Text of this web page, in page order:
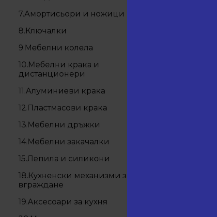
7.Амортисьори и ножици
8.Ключалки
9.Мебелни колела
10.Мебелни крака и
дистанционери
11.Алуминиеви крака
12.Пластмасови крака
13.Мебелни дръжки
14.Мебелни закачалки
15.Лепила и силикони
18.Кухненски механизми за
вграждане
19.Аксесоари за кухня